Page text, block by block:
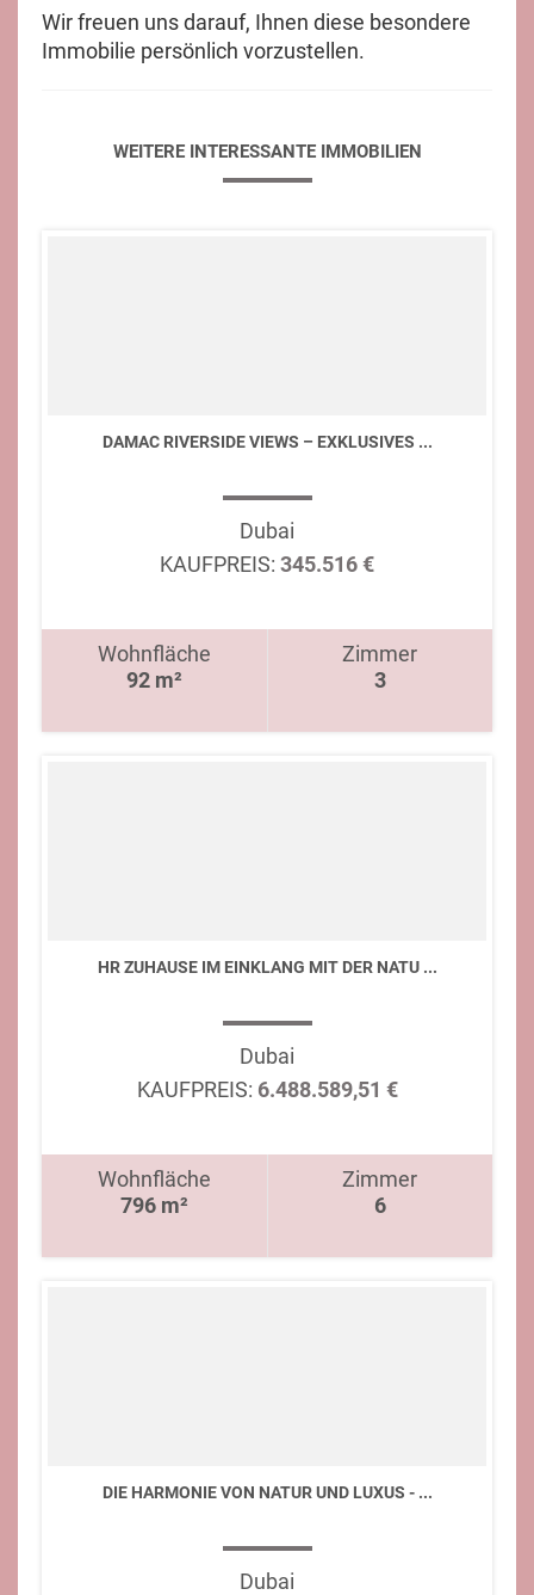
Wir freuen uns darauf, Ihnen diese besondere
Immobilie persönlich vorzustellen.
WEITERE INTERESSANTE IMMOBILIEN
DAMAC RIVERSIDE VIEWS – EXKLUSIVES ...
Dubai
KAUFPREIS: 345.516 €
Wohnfläche
92 m²
Zimmer
3
HR ZUHAUSE IM EINKLANG MIT DER NATU ...
Dubai
KAUFPREIS: 6.488.589,51 €
Wohnfläche
796 m²
Zimmer
6
DIE HARMONIE VON NATUR UND LUXUS - ...
Dubai